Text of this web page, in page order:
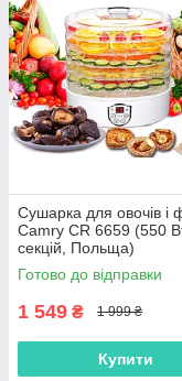
Сушарка для овочів і
Camry CR 6659 (550
секцій, Польща)
Готово до відправки
1 549 ₴ 1 999 ₴
Купити